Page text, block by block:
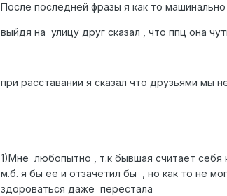
После последней фразы я как то
выйдя на улицу друг сказал , что ппц она
при расставании я сказал что друзьями
1)Мне любопытно , т.к бывшая считает себя
м.б. я бы ее и отзачетил бы , но как то не
здороваться даже перестала